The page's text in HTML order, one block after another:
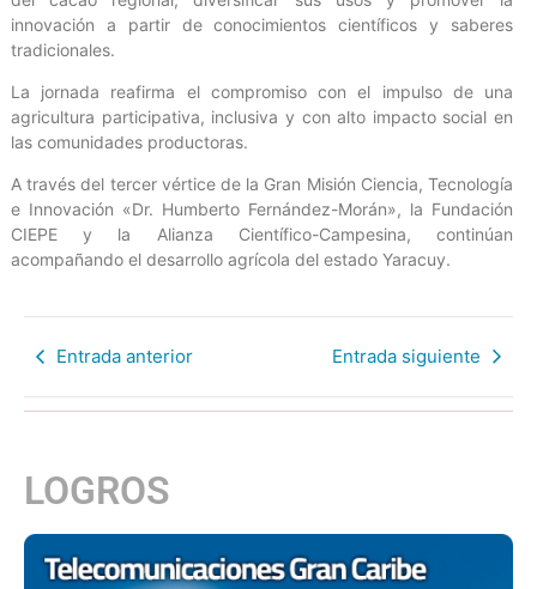
innovación a partir de conocimientos científicos y saberes
tradicionales.
La jornada reafirma el compromiso con el impulso de una
agricultura participativa, inclusiva y con alto impacto social en
las comunidades productoras.
A través del tercer vértice de la Gran Misión Ciencia, Tecnología
e Innovación «Dr. Humberto Fernández-Morán», la Fundación
CIEPE y la Alianza Científico-Campesina, continúan
acompañando el desarrollo agrícola del estado Yaracuy.
Entrada anterior Entrada siguiente
LOGROS